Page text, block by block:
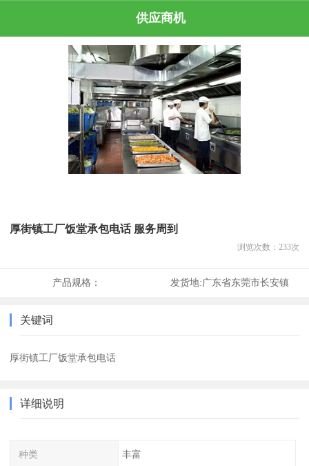
供应商机
厚街镇工厂饭堂承包电话 服务周到
浏览次数： 233次
产品规格： 发货地:广东省东莞市长安镇
关键词
厚街镇工厂饭堂承包电话
详细说明
种类 丰富